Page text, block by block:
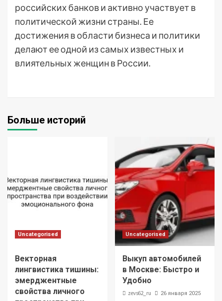
российских банков и активно участвует в
политической жизни страны. Ее
достижения в области бизнеса и политики
делают ее одной из самых известных и
влиятельных женщин в России.
Больше историй
Uncategorised
Векторная
лингвистика тишины:
эмерджентные
свойства личного
Uncategorised
Выкуп автомобилей
в Москве: Быстро и
Удобно
zevs62_ru 26 января 2025